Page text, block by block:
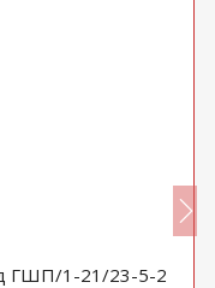
ГШП/1-21/23-5-2